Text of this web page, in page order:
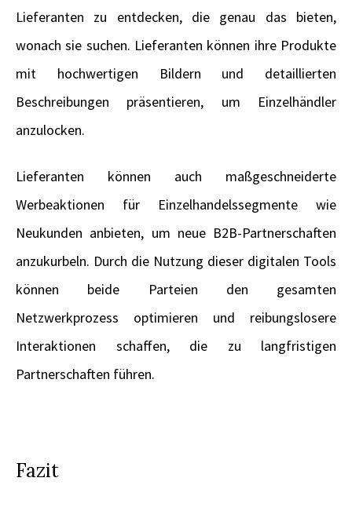
Lieferanten zu entdecken, die genau das bieten,
wonach sie suchen. Lieferanten können ihre Produkte
mit hochwertigen Bildern und detaillierten
Beschreibungen präsentieren, um Einzelhändler
anzulocken.
Lieferanten können auch maßgeschneiderte
Werbeaktionen für Einzelhandelssegmente wie
Neukunden anbieten, um neue B2B-Partnerschaften
anzukurbeln. Durch die Nutzung dieser digitalen Tools
können beide Parteien den gesamten
Netzwerkprozess optimieren und reibungslosere
Interaktionen schaffen, die zu langfristigen
Partnerschaften führen.
Fazit